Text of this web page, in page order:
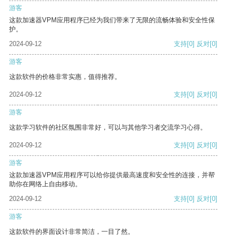
游客
这款加速器VPM应用程序已经为我们带来了无限的流畅体验和安全性保
护。
2024-09-12
支持[0] 反对[0]
游客
这款软件的价格非常实惠，值得推荐。
2024-09-12 支持[0] 反对[0]
游客
这款学习软件的社区氛围非常好，可以与其他学习者交流学习心得。
2024-09-12 支持[0] 反对[0]
游客
这款加速器VPM应用程序可以给你提供最高速度和安全性的连接，并帮
助你在网络上自由移动。
2024-09-12
支持[0] 反对[0]
游客
这款软件的界面设计非常简洁，一目了然。